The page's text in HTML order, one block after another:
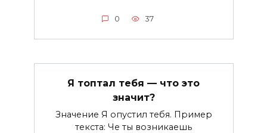
0 37
Я топтал тебя — что это
значит?
Значение Я опустил тебя. Пример
текста: Че ты возникаешь